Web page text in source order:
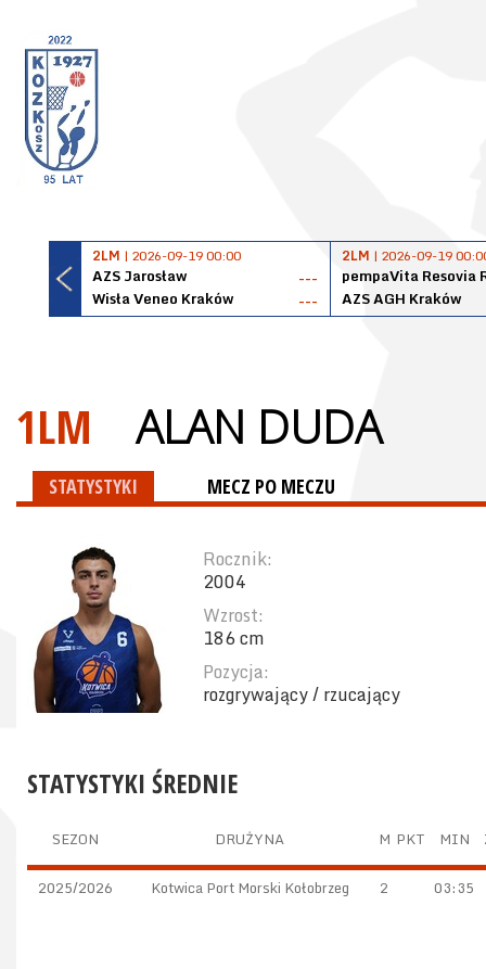
2LM | 2026-09-19 00:00
AZS Jarosław
---
Wisła Veneo Kraków
---
2LM | 2026-09-19
pempaVita Resovia
AZS AGH Kraków
1LM ALAN DUDA
STATYSTYKI MECZ PO MECZU
Rocznik:
2004
Wzrost:
186 cm
Pozycja:
rozgrywający / rzucający
STATYSTYKI ŚREDNIE
SEZON DRUŻYNA M PKT MIN
2025/2026 Kotwica Port Morski Kołobrzeg 2 03:35